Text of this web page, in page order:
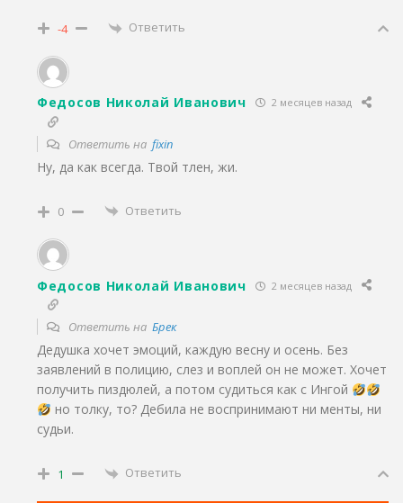
-4 Ответить
Федосов Николай Иванович 2 месяцев назад
Ответить на fixin
Ну, да как всегда. Твой тлен, жи.
0 Ответить
Федосов Николай Иванович 2 месяцев назад
Ответить на Брек
Дедушка хочет эмоций, каждую весну и осень. Без
заявлений в полицию, слез и воплей он не может. Хочет
получить пиздюлей, а потом судиться как с Ингой
но толку, то? Дебила не воспринимают ни менты, ни
судьи.
1 Ответить